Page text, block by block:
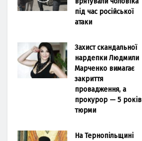
під час російської
атаки
Захист скандальної
нардепки Людмили
Марченко вимагає
закриття
провадження, а
прокурор — 5 років
тюрми
На Тернопільщині